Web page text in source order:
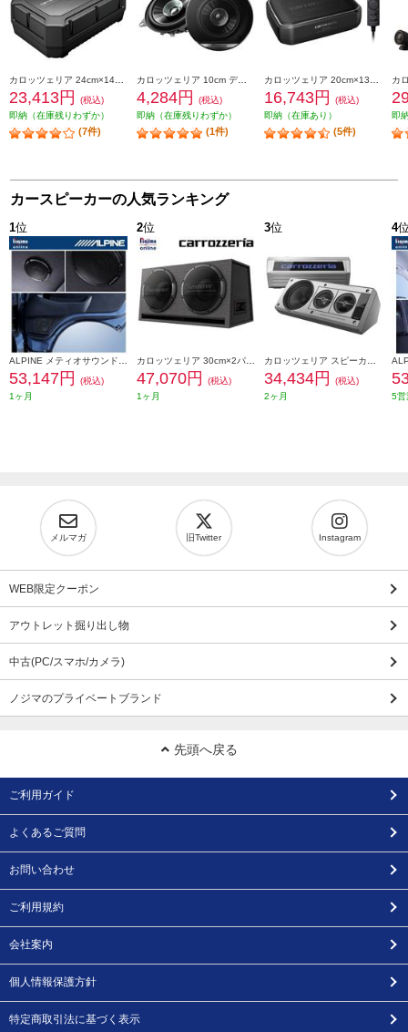
23,413円
(税込)
即納（在庫残りわずか）
(7件)
カロッツェリア 10cm デュアルコーンスピーカー TS-G1010F
4,284円
(税込)
即納（在庫残りわずか）
(1件)
16,743円
(税込)
即納（在庫あり）
(5件)
即
カースピーカーの人気ランキング
1位
53,147円
(税込)
1ヶ月
2位
47,070円
(税込)
1ヶ月
3位
34,434円
(税込)
2ヶ月
4
5営
メルマガ 旧Twitter Instagram
WEB限定クーポン
アウトレット掘り出し物
中古(PC/スマホ/カメラ)
ノジマのプライベートブランド
先頭へ戻る
ご利用ガイド
よくあるご質問
お問い合わせ
ご利用規約
会社案内
個人情報保護方針
特定商取引法に基づく表示